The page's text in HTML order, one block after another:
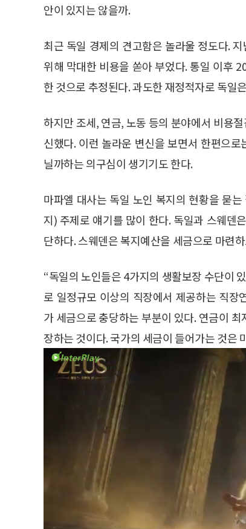
안이 있지는 않을까.
최근 독일 경제의 견고함은 놀라울 정도다.
위해 막대한 비용을 쏟아 부었다. 통일 이후
한 것으로 추정된다. 과도한 재정적자로 독일
하지만 조세, 연금, 노동 등의 분야에서 비용
신했다. 이런 놀라운 변신을 보면서 한편으
닐까하는 의구심이 생기기도 한다.
마파엘 대사는 독일 노인 복지의 현황을 묻
지) 주제로 얘기를 많이 한다. 독일과 스웨덴
단하다. 스웨덴은 복지예산을 세금으로 마련
“독일의 노인들은 4가지의 생활보장 수단이
로 일정규모 이상의 직장에서 제공하는 직
가 세금으로 충당하는 부분이 있다. 연금이
장하는 것이다. 국가의 세금이 들어가는 것은